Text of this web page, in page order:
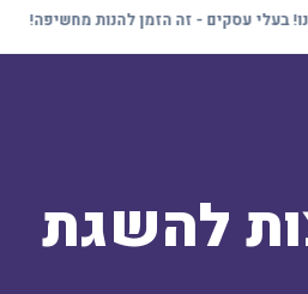
עסקים - זה הזמן להנות מחשיפה!
להשגת